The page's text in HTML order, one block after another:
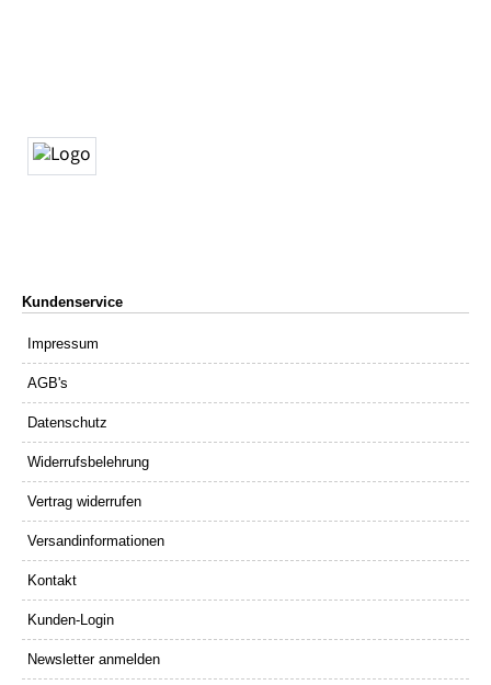
Kundenservice
Impressum
AGB's
Datenschutz
Widerrufsbelehrung
Vertrag widerrufen
Versandinformationen
Kontakt
Kunden-Login
Newsletter anmelden